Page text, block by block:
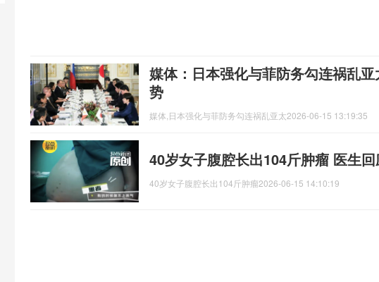
媒体：日本强化与菲防务勾连祸乱
势
媒体,日本强化与菲防务勾连祸乱亚太2026-06-15 13:19:35
40岁女子腹腔长出104斤肿瘤 医生
40岁女子腹腔长出104斤肿瘤2026-06-15 14:10:19